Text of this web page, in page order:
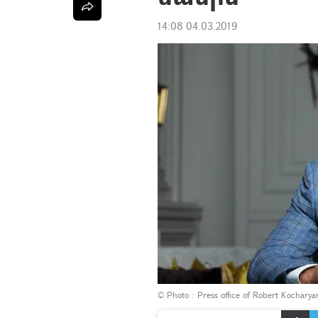
14:08 04.03.2019
© Photo : Press office of Robert